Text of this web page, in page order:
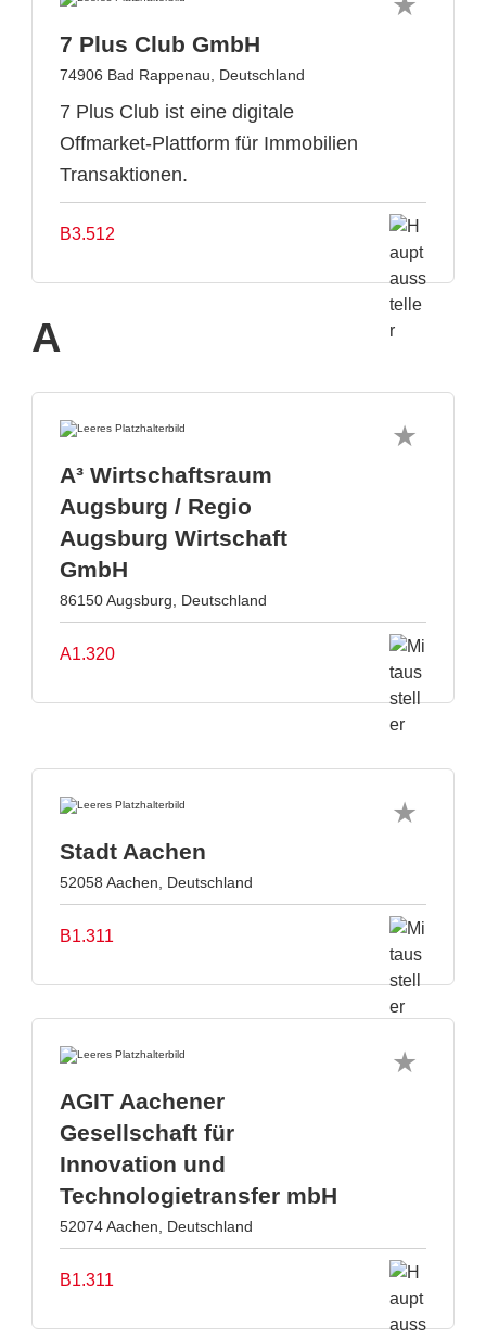
7 Plus Club GmbH
74906 Bad Rappenau, Deutschland
7 Plus Club ist eine digitale
Offmarket-Plattform für Immobilien
Transaktionen.
B3.512
A
A³ Wirtschaftsraum
Augsburg / Regio
Augsburg Wirtschaft
GmbH
86150 Augsburg, Deutschland
A1.320
Stadt Aachen
52058 Aachen, Deutschland
B1.311
AGIT Aachener
Gesellschaft für
Innovation und
Technologietransfer mbH
52074 Aachen, Deutschland
B1.311